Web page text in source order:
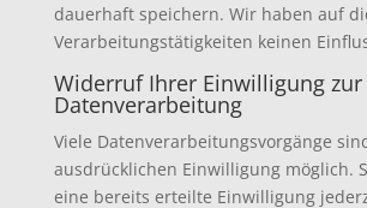
dauerhaft speichern. Wir haben auf
Verarbeitungstätigkeiten keinen
Widerruf Ihrer Einwilligung zur
Datenverarbeitung
Viele Datenverarbeitungsvorgänge
ausdrücklichen Einwilligung möglich.
eine bereits erteilte Einwilligung